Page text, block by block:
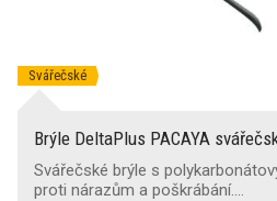
Svářečské
Brýle DeltaPlus PACAYA
Svářečské brýle s
proti nárazům a poškrábání.…